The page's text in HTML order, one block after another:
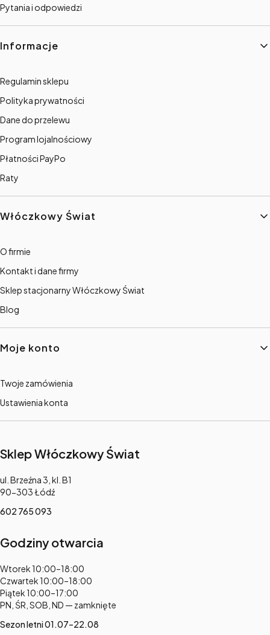
Pytania i odpowiedzi
Informacje
Regulamin sklepu
Polityka prywatności
Dane do przelewu
Program lojalnościowy
Płatności PayPo
Raty
Włóczkowy Świat
O firmie
Kontakt i dane firmy
Sklep stacjonarny Włóczkowy Świat
Blog
Moje konto
Twoje zamówienia
Ustawienia konta
Sklep Włóczkowy Świat
Adres:
ul. Brzeźna 3, kl. B1
90-303 Łódź
602 765 093
Godziny otwarcia
Adres:
Wtorek 10:00–18:00
Czwartek 10:00–18:00
Piątek 10:00–17:00
PN, ŚR, SOB, ND — zamknięte
Sezon letni 01.07–22.08